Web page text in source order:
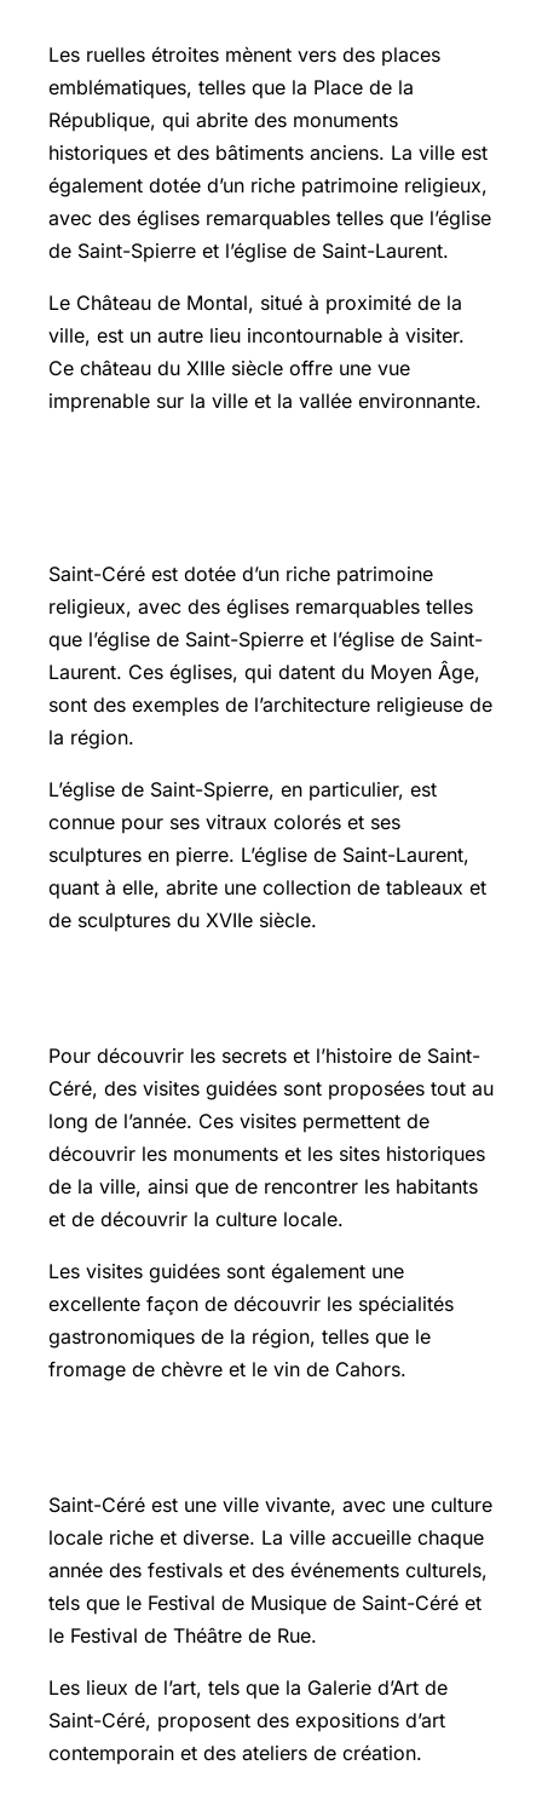
Les ruelles étroites mènent vers des places
emblématiques, telles que la Place de la
République, qui abrite des monuments
historiques et des bâtiments anciens. La ville est
également dotée d’un riche patrimoine religieux,
avec des églises remarquables telles que l’église
de Saint-Spierre et l’église de Saint-Laurent.
Le Château de Montal, situé à proximité de la
ville, est un autre lieu incontournable à visiter.
Ce château du XIIIe siècle offre une vue
imprenable sur la ville et la vallée environnante.
Saint-Céré est dotée d’un riche patrimoine
religieux, avec des églises remarquables telles
que l’église de Saint-Spierre et l’église de Saint-
Laurent. Ces églises, qui datent du Moyen Âge,
sont des exemples de l’architecture religieuse de
la région.
L’église de Saint-Spierre, en particulier, est
connue pour ses vitraux colorés et ses
sculptures en pierre. L’église de Saint-Laurent,
quant à elle, abrite une collection de tableaux et
de sculptures du XVIIe siècle.
Pour découvrir les secrets et l’histoire de Saint-
Céré, des visites guidées sont proposées tout au
long de l’année. Ces visites permettent de
découvrir les monuments et les sites historiques
de la ville, ainsi que de rencontrer les habitants
et de découvrir la culture locale.
Les visites guidées sont également une
excellente façon de découvrir les spécialités
gastronomiques de la région, telles que le
fromage de chèvre et le vin de Cahors.
Saint-Céré est une ville vivante, avec une culture
locale riche et diverse. La ville accueille chaque
année des festivals et des événements culturels,
tels que le Festival de Musique de Saint-Céré et
le Festival de Théâtre de Rue.
Les lieux de l’art, tels que la Galerie d’Art de
Saint-Céré, proposent des expositions d’art
contemporain et des ateliers de création.